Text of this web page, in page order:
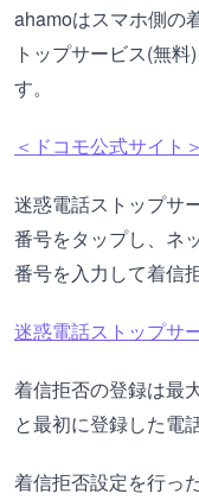
ahamoはスマホ側の
トップサービス(無
す。
＜ドコモ公式サイト
迷惑電話ストップサ
番号をタップし、ネ
番号を入力して着信
迷惑電話ストップサ
着信拒否の登録は最
と最初に登録した電
着信拒否設定を行っ